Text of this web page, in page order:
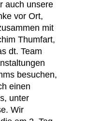
auch unsere
vor Ort,
mit
Thumfart,
dt. Team
besuchen,
einen
unter
Wir